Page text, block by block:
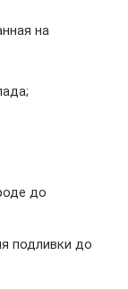
на
до
подливки до